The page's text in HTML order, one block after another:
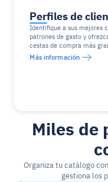
Perfiles de
Identifique a sus mejores
patrones de gasto y
cestas de compra más
Más información
Miles de
Organiza tu catálogo
gestiona los